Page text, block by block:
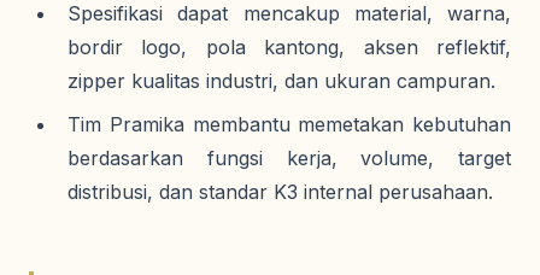
Spesifikasi dapat mencakup material, warna,
bordir logo, pola kantong, aksen reflektif,
zipper kualitas industri, dan ukuran campuran.
Tim Pramika membantu memetakan kebutuhan
berdasarkan fungsi kerja, volume, target
distribusi, dan standar K3 internal perusahaan.